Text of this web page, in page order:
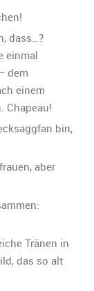
dass…?
einmal
dem
einem
Chapeau!
bin,
aber
Tränen in
das so alt